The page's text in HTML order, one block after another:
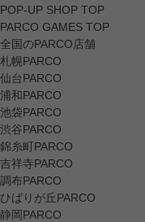
POP-UP SHOP TOP
PARCO GAMES TOP
全国のPARCO店舗
札幌PARCO
仙台PARCO
浦和PARCO
池袋PARCO
渋谷PARCO
錦糸町PARCO
吉祥寺PARCO
調布PARCO
ひばりが丘PARCO
静岡PARCO